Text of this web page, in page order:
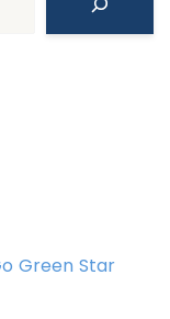
Green Star